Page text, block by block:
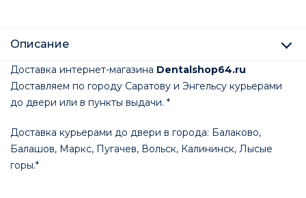
Описание
Доставка интернет-магазина Dentalshop64.ru
Доставляем по городу Саратову и Энгельсу курьерами
до двери или в пункты выдачи. *
Доставка курьерами до двери в города: Балаково,
Балашов, Маркс, Пугачев, Вольск, Калининск, Лысые
горы.*